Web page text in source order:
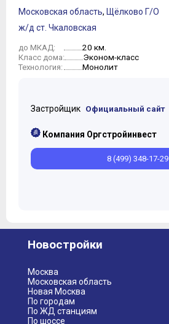
6
Московская область, Щёлково Г/О
ж/д ст. Чкаловская
до МКАД: 20 км.
Класс дома: Эконом-класс
Технология: Монолит
Застройщик Официальный сайт
Компания Оргстройинвест
8 (499) 348-17-29
Новостройки
Москва
Московская область
Новая Москва
По городам
По ЖД станциям
По шоссе